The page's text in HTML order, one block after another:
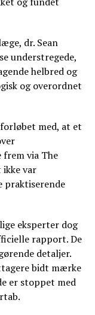
dr. Sean
understregede,
helbred og
og overordnet
med, at et
frem via The
ikke var
praktiserende
eksperter dog
rapport. De
detaljer.
bidt mærke
er stoppet med